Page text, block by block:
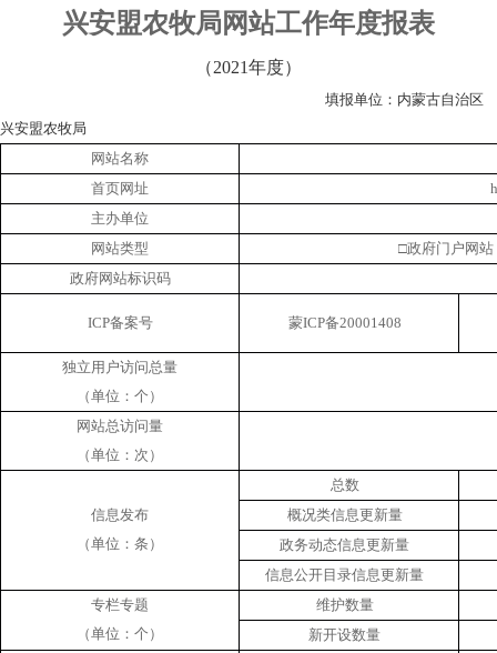
兴安盟农牧局网站工作年度报表
（2021年度）
填报单位：内蒙古自治区
兴安盟农牧局
网站名称
首页网址
主办单位
网站类型
□政府门户
政府网站标识码
ICP备案号 蒙ICP备20001408
独立用户访问总量
（单位：个）
网站总访问量
（单位：次）
信息发布
（单位：条）
总数
概况类信息更新量
政务动态信息更新量
信息公开目录信息更新量
专栏专题
（单位：个）
维护数量
新开设数量